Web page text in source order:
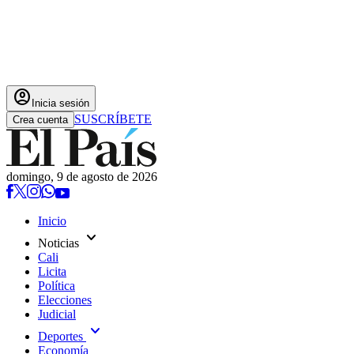
account_circle Inicia sesión
Crea cuenta SUSCRÍBETE
domingo, 9 de agosto de 2026
Inicio
Noticias expand_more
Cali
Licita
Política
Elecciones
Judicial
Deportes expand_more
Economía